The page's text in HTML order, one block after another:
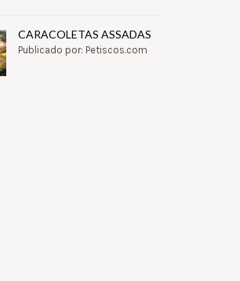
CARACOLETAS ASSADAS
Publicado por: Petiscos.com